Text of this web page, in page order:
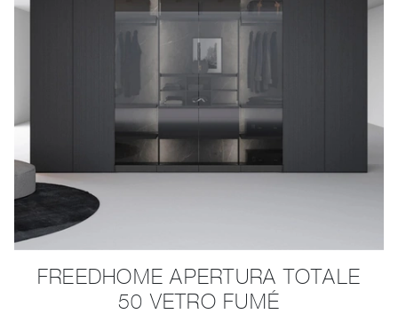
FREEDHOME APERTURA TOTALE
50 VETRO FUMÉ